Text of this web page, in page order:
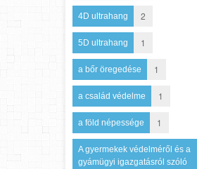
4D ultrahang 2
5D ultrahang 1
a bőr öregedése 1
a család védelme 1
a föld népessége 1
A gyermekek védelméről és a
gyámügyi igazgatásról szóló